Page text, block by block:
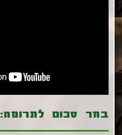
בחר סכום לתרומה: